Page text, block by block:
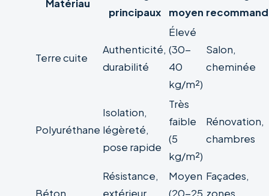
Matériau
principaux
moyen
Terre cuite
Authenticité,
durabilité
Élevé
(30-
40
kg/m²)
Salon,
cheminée
Polyuréthane
Isolation,
légèreté,
pose rapide
Très
faible
(5
kg/m²)
Rénovation,
chambres
Béton
Résistance,
extérieur
Moyen
(20-25
Façades,
zones